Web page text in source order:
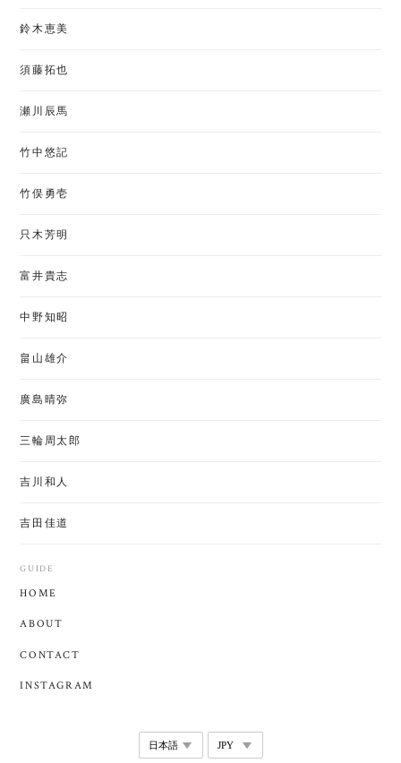
鈴木恵美
須藤拓也
瀬川辰馬
竹中悠記
竹俣勇壱
只木芳明
富井貴志
中野知昭
畠山雄介
廣島晴弥
三輪周太郎
吉川和人
吉田佳道
GUIDE
HOME
ABOUT
CONTACT
INSTAGRAM